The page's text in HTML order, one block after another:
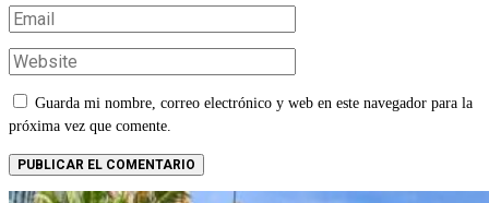
Guarda mi nombre, correo electrónico y web en este navegador para la
próxima vez que comente.